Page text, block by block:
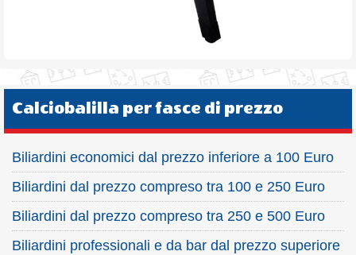
Calciobalilla per fasce di prezzo
Biliardini economici dal prezzo inferiore a 100 Euro
Biliardini dal prezzo compreso tra 100 e 250 Euro
Biliardini dal prezzo compreso tra 250 e 500 Euro
Biliardini professionali e da bar dal prezzo superiore